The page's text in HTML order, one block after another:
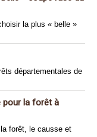
la plus « belle »
départementales de
pour la forêt à
forêt, le causse et